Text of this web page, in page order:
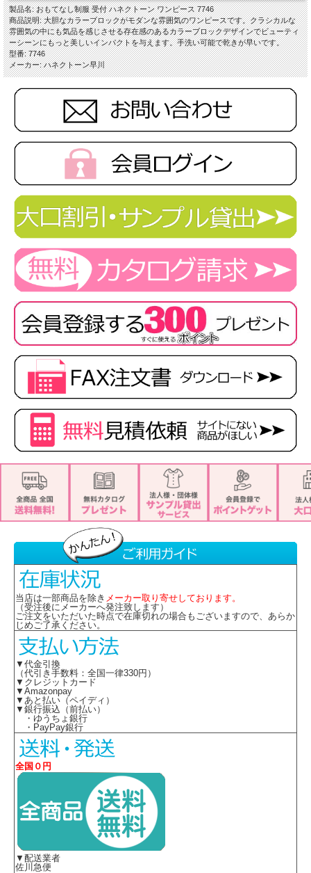
製品名: おもてなし制服 受付 ハネクトーン ワンピース 7746
商品説明: 大胆なカラーブロックがモダンな雰囲気のワンピースです。クラシカルな
雰囲気の中にも気品を感じさせる存在感のあるカラーブロックデザインでビューティ
ーシーンにもっと美しいインパクトを与えます。手洗い可能で乾きが早いです。
型番: 7746
メーカー: ハネクトーン早川
当店は一部商品を除き メーカー取り寄せしております。
（受注後にメーカーへ発注致します）
ご注文をいただいた時点で在庫切れの場合もございますので、あらか
じめご了承ください。
▼代金引換
（代引き手数料：全国一律330円）
▼クレジットカード
▼Amazonpay
▼あと払い（ペイディ）
▼銀行振込（前払い）
・ゆうちょ銀行
・PayPay銀行
全国０円
▼配送業者
佐川急便